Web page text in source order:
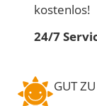
kostenlos!
24/7
GUT